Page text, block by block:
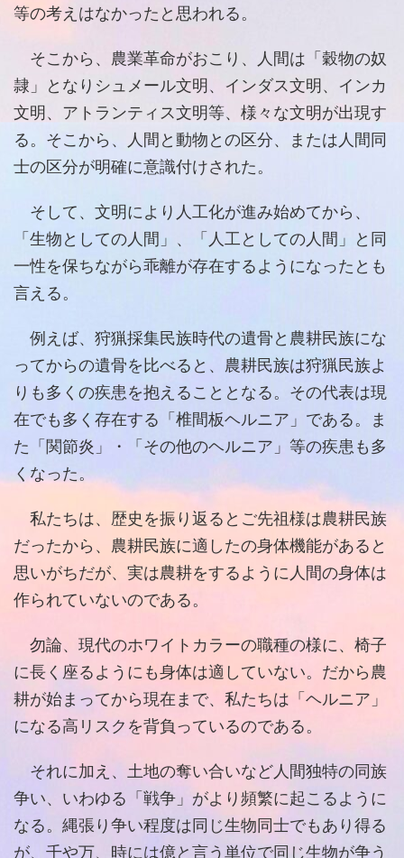
等の考えはなかったと思われる。
そこから、農業革命がおこり、人間は「穀物の奴
隷」となりシュメール文明、インダス文明、インカ
文明、アトランティス文明等、様々な文明が出現す
る。そこから、人間と動物との区分、または人間同
士の区分が明確に意識付けされた。
そして、文明により人工化が進み始めてから、
「生物としての人間」、「人工としての人間」と同
一性を保ちながら乖離が存在するようになったとも
言える。
例えば、狩猟採集民族時代の遺骨と農耕民族にな
ってからの遺骨を比べると、農耕民族は狩猟民族よ
りも多くの疾患を抱えることとなる。その代表は現
在でも多く存在する「椎間板ヘルニア」である。ま
た「関節炎」・「その他のヘルニア」等の疾患も多
くなった。
私たちは、歴史を振り返るとご先祖様は農耕民族
だったから、農耕民族に適したの身体機能があると
思いがちだが、実は農耕をするように人間の身体は
作られていないのである。
勿論、現代のホワイトカラーの職種の様に、椅子
に長く座るようにも身体は適していない。だから農
耕が始まってから現在まで、私たちは「ヘルニア」
になる高リスクを背負っているのである。
それに加え、土地の奪い合いなど人間独特の同族
争い、いわゆる「戦争」がより頻繁に起こるように
なる。縄張り争い程度は同じ生物同士でもあり得る
が、千や万、時には億と言う単位で同じ生物が争う